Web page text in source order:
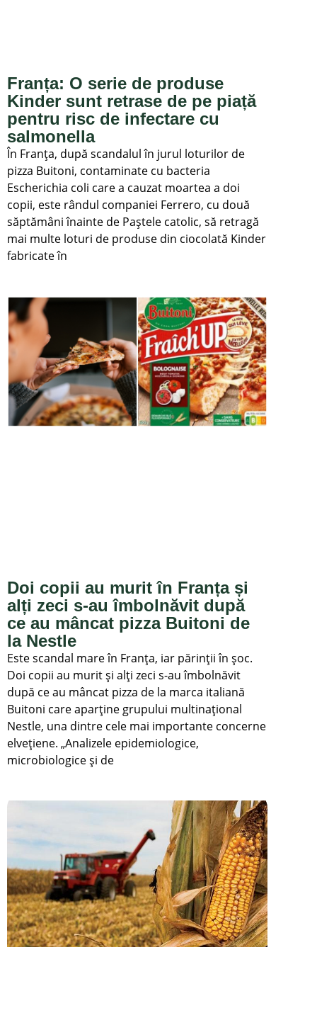
Franța: O serie de produse
Kinder sunt retrase de pe piață
pentru risc de infectare cu
salmonella
În Franța, după scandalul în jurul loturilor de
pizza Buitoni, contaminate cu bacteria
Escherichia coli care a cauzat moartea a doi
copii, este rândul companiei Ferrero, cu două
săptămâni înainte de Paștele catolic, să retragă
mai multe loturi de produse din ciocolată Kinder
fabricate în
Doi copii au murit în Franța și
alți zeci s-au îmbolnăvit după
ce au mâncat pizza Buitoni de
la Nestle
Este scandal mare în Franța, iar părinții în șoc.
Doi copii au murit și alți zeci s-au îmbolnăvit
după ce au mâncat pizza de la marca italiană
Buitoni care aparține grupului multinațional
Nestle, una dintre cele mai importante concerne
elvețiene. „Analizele epidemiologice,
microbiologice și de